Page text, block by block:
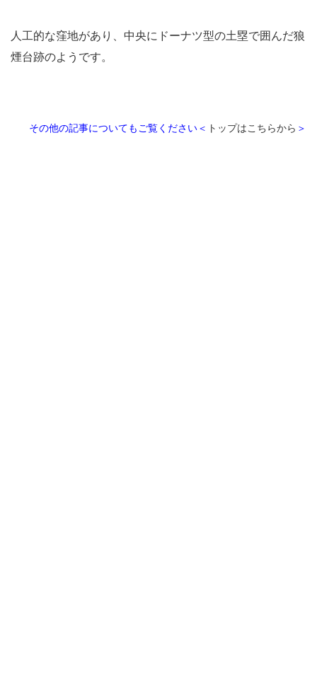
人工的な窪地があり、中央にドーナツ型の土塁で囲んだ狼
煙台跡のようです。
その他の記事についてもご覧ください＜ トップはこちらから ＞